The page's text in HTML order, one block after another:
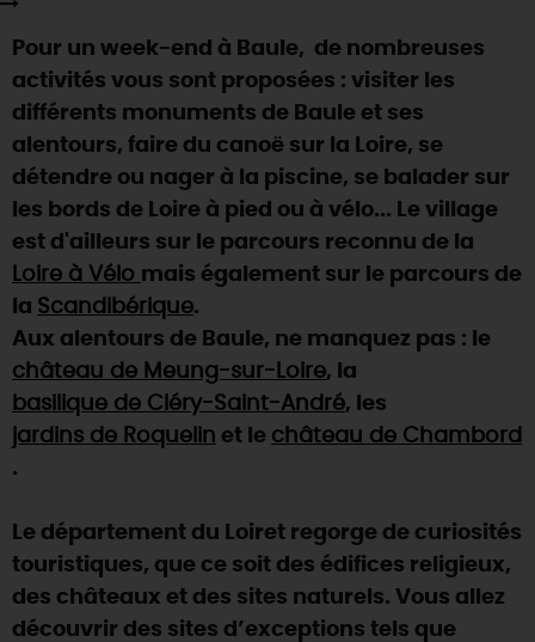
TOUTES LES ACTIVITÉS
Vins et vignobles
Chic,une aire de pique-nique
Par ici les guinguettes
Que rapporter du Loiret ?
La Route des Métiers d'Art
TOUT L'ART DE VIVRE
(re)Découvrir les coulisses de la Faïencerie de
Gien !
Expérimenterles parcours Baludik🕵️
Une saison de festivals 🎉
Rendez-vous de la nature en 2026
Des sorties en famille dans le Loiret !
Programme des animations "Loiret au fil de l'eau"
Où sortir ?
DEMAIN
INFOS & SERVICES
RÉSERVER MAINTENANT
Pour un week-end à Baule, de nombreuses
activités vous sont proposées : visiter les
différents monuments de Baule et ses
alentours, faire du canoë sur la Loire, se
détendre ou nager à la piscine, se balader sur
les bords de Loire à pied ou à vélo... Le village
est d'ailleurs sur le parcours reconnu de la
Loire à Vélo mais également sur le parcours de
la Scandibérique.
Aux alentours de Baule, ne manquez pas : le
château de Meung-sur-Loire, la
basilique de Cléry-Saint-André, les
jardins de Roquelin et le château de Chambord
.
Le département du Loiret regorge de curiosités
touristiques, que ce soit des édifices religieux,
des châteaux et des sites naturels. Vous allez
découvrir des sites d’exceptions tels que